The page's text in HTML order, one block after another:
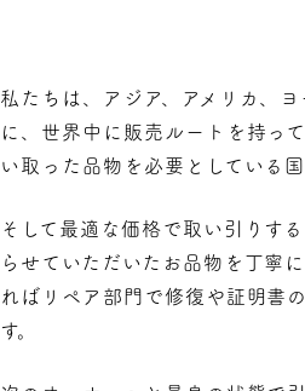
私たちは、アジア、アメリカ、
に、世界中に販売ルートを持っ
い取った品物を必要としている国
そして最適な価格で取い引りす
らせていただいたお品物を丁寧
ればリペア部門で修復や証明書
す。